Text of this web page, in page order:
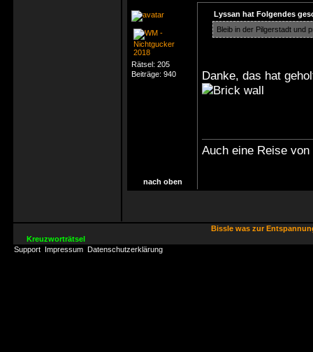
Rätsel: 205
Beiträge: 940
Lyssan hat Folgendes
Bleib in der Pilgerstadt und
Danke, das hat
Auch eine Reise
nach oben
Bissle was zur
Kreuzworträtsel
Support Impressum Datenschutzerklärung